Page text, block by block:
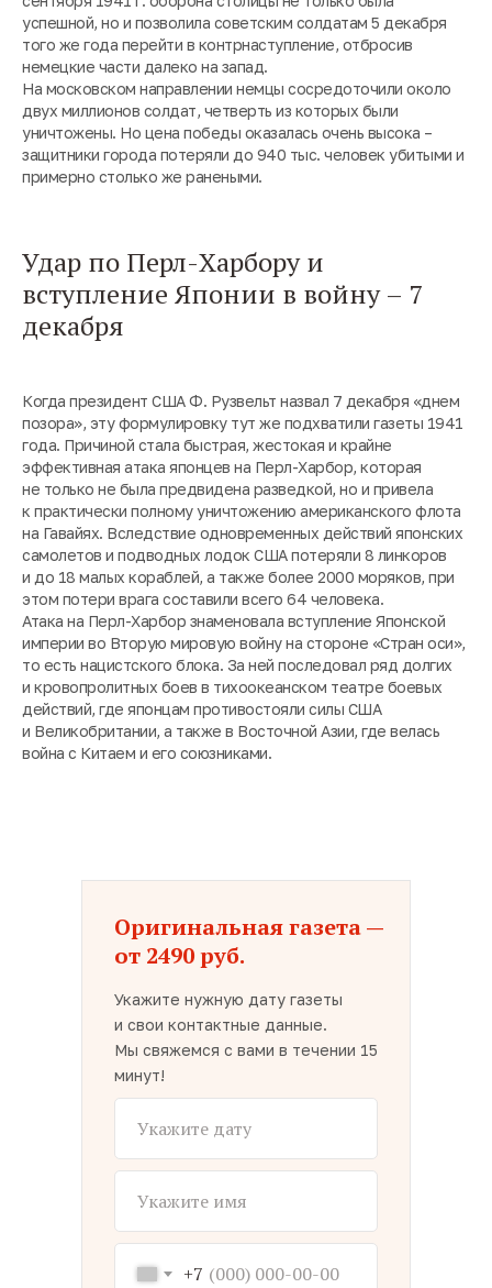
успешной, но и позволила советским солдатам 5 декабря
того же года перейти в контрнаступление, отбросив
немецкие части далеко на запад.
На московском направлении немцы сосредоточили около
двух миллионов солдат, четверть из которых были
уничтожены. Но цена победы оказалась очень высока –
защитники города потеряли до 940 тыс. человек убитыми и
примерно столько же ранеными.
Удар по Перл-Харбору и
вступление Японии в войну – 7
декабря
Когда президент США Ф. Рузвельт назвал 7 декабря «днем
позора», эту формулировку тут же подхватили газеты 1941
года. Причиной стала быстрая, жестокая и крайне
эффективная атака японцев на Перл-Харбор, которая
не только не была предвидена разведкой, но и привела
к практически полному уничтожению американского флота
на Гавайях. Вследствие одновременных действий японских
самолетов и подводных лодок США потеряли 8 линкоров
и до 18 малых кораблей, а также более 2000 моряков, при
этом потери врага составили всего 64 человека.
Атака на Перл-Харбор знаменовала вступление Японской
империи во Вторую мировую войну на стороне «Стран оси»,
то есть нацистского блока. За ней последовал ряд долгих
и кровопролитных боев в тихоокеанском театре боевых
действий, где японцам противостояли силы США
и Великобритании, а также в Восточной Азии, где велась
война с Китаем и его союзниками.
Оригинальная газета —
от 2490 руб.
Укажите нужную дату газеты
и свои контактные данные.
Мы свяжемся с вами в течении 15
минут!
+7